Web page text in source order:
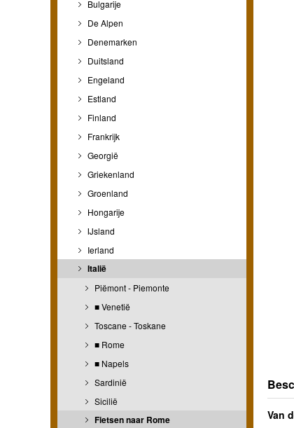
Bulgarije
De Alpen
Denemarken
Duitsland
Engeland
Estland
Finland
Frankrijk
Georgië
Griekenland
Groenland
Hongarije
IJsland
Ierland
Italië
Piëmont - Piemonte
■ Venetië
Toscane - Toskane
■ Rome
■ Napels
Sardinië
Sicilië
Fietsen naar Rome Van